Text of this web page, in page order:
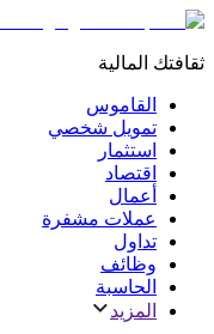
ثقافتك المالية
القاموس
تمويل شخصي
استثمار
اقتصاد
أعمال
عملات مشفرة
تداول
وظائف
الحاسبة
المزيد